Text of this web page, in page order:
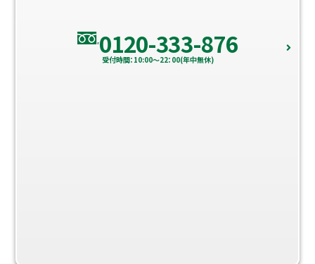
0120-333-876
受付時間：10:00～22：00(年中無休)